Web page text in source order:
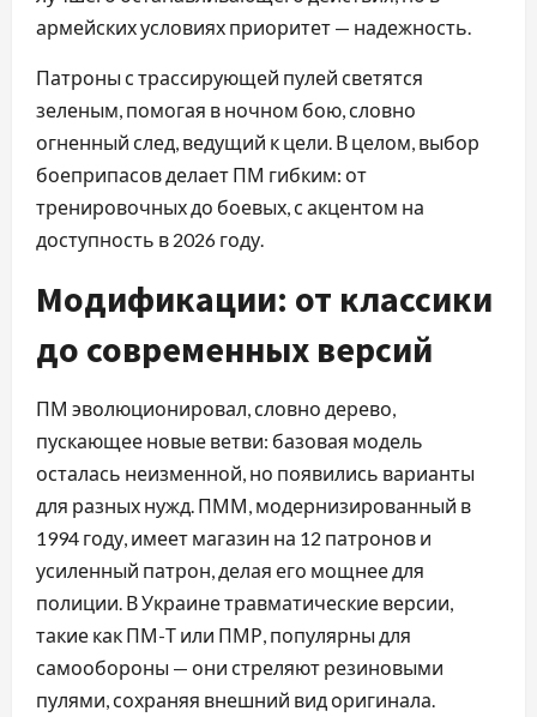
армейских условиях приоритет — надежность.
Патроны с трассирующей пулей светятся
зеленым, помогая в ночном бою, словно
огненный след, ведущий к цели. В целом, выбор
боеприпасов делает ПМ гибким: от
тренировочных до боевых, с акцентом на
доступность в 2026 году.
Модификации: от классики
до современных версий
ПМ эволюционировал, словно дерево,
пускающее новые ветви: базовая модель
осталась неизменной, но появились варианты
для разных нужд. ПММ, модернизированный в
1994 году, имеет магазин на 12 патронов и
усиленный патрон, делая его мощнее для
полиции. В Украине травматические версии,
такие как ПМ-Т или ПМР, популярны для
самообороны — они стреляют резиновыми
пулями, сохраняя внешний вид оригинала.